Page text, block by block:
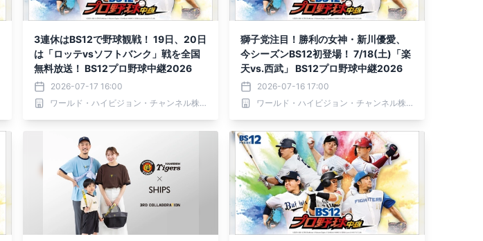
3連休はBS12で野球観戦！ 19日、20日
は「ロッテvsソフトバンク」戦を全国
無料放送！ BS12プロ野球中継2026
2026-07-17 16:00
ワールド・ハイビジョン・チャンネル株式会社
獅子党注目！勝利の女神・新川優愛、
今シーズンBS12初登場！ 7/18(土)「楽
天vs.西武」 BS12プロ野球中継2026
2026-07-16 17:00
ワールド・ハイビジョン・チャンネル株式会社